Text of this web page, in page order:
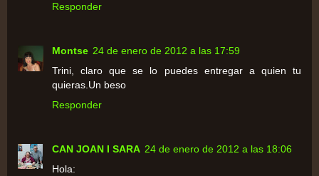
Responder
Montse 24 de enero de 2012 a las 17:59
Trini, claro que se lo puedes entregar a quien tu
quieras.Un beso
Responder
CAN JOAN I SARA 24 de enero de 2012 a las 18:06
Hola: